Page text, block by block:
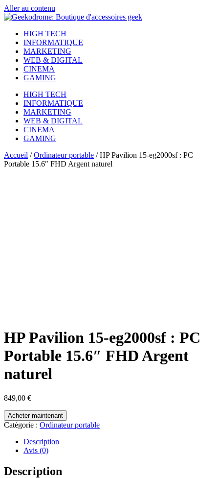
Aller au contenu
HIGH TECH
INFORMATIQUE
MARKETING
WEB & DIGITAL
CINEMA
GAMING
HIGH TECH
INFORMATIQUE
MARKETING
WEB & DIGITAL
CINEMA
GAMING
Accueil /Ordinateur portable / HP Pavilion 15-eg2000sf : PC
Portable 15.6″ FHD Argent naturel
HP Pavilion 15-eg2000sf : PC
Portable 15.6″ FHD Argent
naturel
849,00 €
Acheter maintenant
Catégorie : Ordinateur portable
Description
Avis (0)
Description